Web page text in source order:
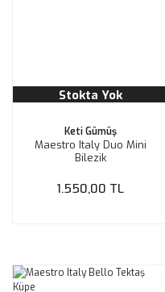
Stokta Yok
Keti Gümüş
Maestro Italy Duo Mini
Bilezik
1.550,00 TL